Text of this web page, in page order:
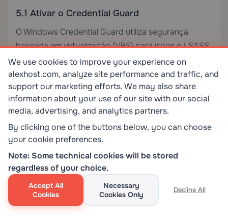
5.1 Ativar o Credential Guard
O Windows Credential Guard utiliza segurança
baseada em virtualização (VBS) para isolar o LSASS
num contentor protegido, impedindo o Mimikatz de
ler credenciais diretamente da memória.
Ativar via Política de Grupo:
Computer Configuration → Administrative
Templates → System → Device Guard → Turn On
Virtualization Based Security
5.2 Desativar a Autenticação WDigest
Previna o cache de palavras-passe em texto simples
desativando o WDigest:
We use cookies to improve your experience on
alexhost.com, analyze site performance and traffic, and
support our marketing efforts. We may also share
information about your use of our site with our social
media, advertising, and analytics partners.
By clicking one of the buttons below, you can choose
your cookie preferences.
Note: Some technical cookies will be stored
regardless of your choice.
Accept All
Cookies
Necessary
Cookies Only
Decline All